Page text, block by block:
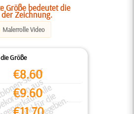
Größe bedeutet die
der Zeichnung.
Malerrolle Video
Größe
€8.60
€9.60